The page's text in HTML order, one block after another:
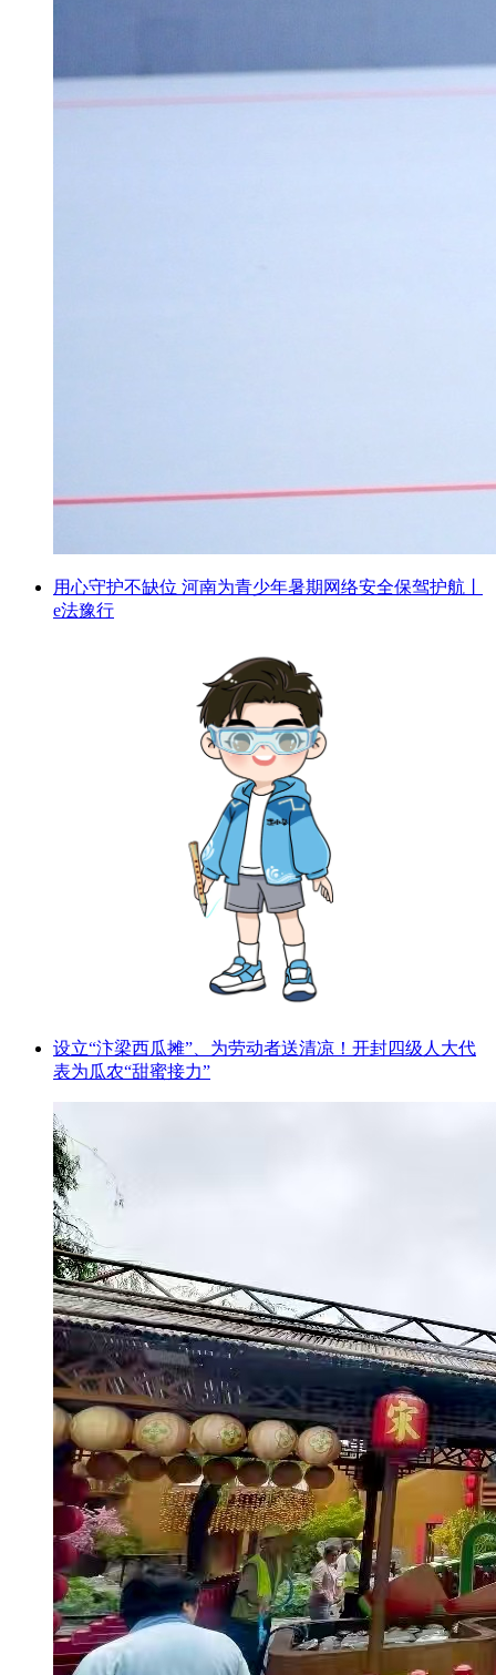
用心守护不缺位 河南为青少年暑期网络安全保驾护航丨
e法豫行
设立“汴梁西瓜摊”、为劳动者送清凉！开封四级人大代
表为瓜农“甜蜜接力”